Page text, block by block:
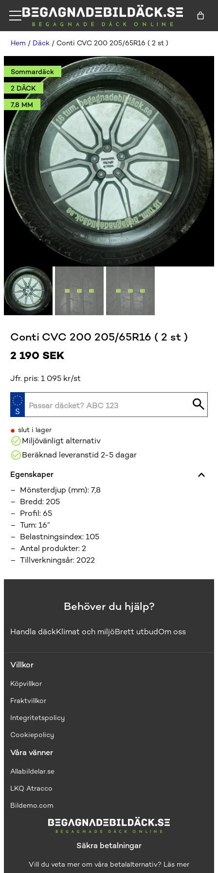
Hem / Däck / Conti CVC 200 205/65R16 ( 2 st )
Sommardäck
2 DÄCK
7,8 MM
Conti CVC 200 205/65R16 ( 2 st )
2 190 SEK
Jfr. pris: 1 095 kr/st
• slut i lager
Miljövänligt alternativ
Beräknad leveranstid 2-5 dagar
Egenskaper
Mönsterdjup (mm):7,8
Bredd:205
Profil: 65
Tum:16”
Belastningsindex:105
Antal produkter:2
Tillverkningsår:2022
Behöver du hjälp?
Handla däckKlimat och miljöBrett utbudOm oss
Villkor
Köpvillkor
Fraktvillkor
Integritetspolicy
Cookiepolicy
Våra vänner
Allabildelar.se
LKQ Atracco
Bildemo.com
Säkra betalningar
Vill du veta mer om våra betalalternativ? Läs mer